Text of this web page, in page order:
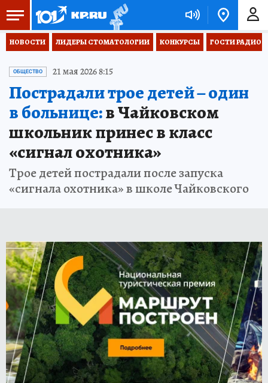
НОВОСТИ ЛИДЕРЫ СТОМАТОЛОГИИ КОНКУРСЫ ГОСТИ РАДИО
ОБЩЕСТВО 21 мая 2026 8:15
Пострадали трое детей – один
в больнице:в Чайковском
школьник принес в класс
«сигнал охотника»
Трое детей пострадали после запуска
«сигнала охотника» в школе Чайковского